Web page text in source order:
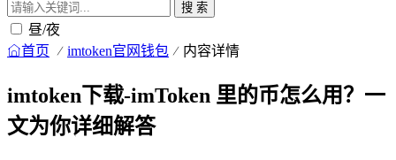
搜 索
昼/夜
首页 imtoken官网钱包 内容详情
imtoken下载-imToken 里的币怎么用？一
文为你详细解答